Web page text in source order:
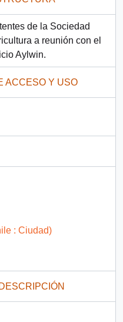
de la Sociedad
a reunión con el
Aylwin.
ACCESO Y USO
: Ciudad)